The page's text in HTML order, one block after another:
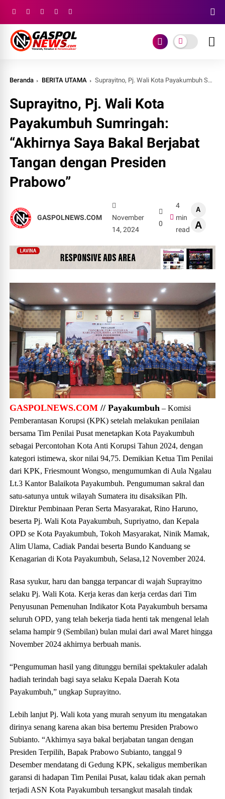
Beranda BERITA UTAMA Suprayitno, Pj. Wali Kota Payakumbuh Sumringah: “Akhirnya Saya Bakal Berjabat Tangan dengan Presiden Prabowo”
Suprayitno, Pj. Wali Kota
Payakumbuh Sumringah:
“Akhirnya Saya Bakal Berjabat
Tangan dengan Presiden
Prabowo”
GASPOLNEWS.COM
November
14, 2024
0
4
min
read
A
A
GASPOLNEWS.COM // Payakumbuh – Komisi
Pemberantasan Korupsi (KPK) setelah melakukan penilaian
bersama Tim Penilai Pusat menetapkan Kota Payakumbuh
sebagai Percontohan Kota Anti Korupsi Tahun 2024, dengan
kategori istimewa, skor nilai 94,75. Demikian Ketua Tim Penilai
dari KPK, Friesmount Wongso, mengumumkan di Aula Ngalau
Lt.3 Kantor Balaikota Payakumbuh. Pengumuman sakral dan
satu-satunya untuk wilayah Sumatera itu disaksikan Plh.
Direktur Pembinaan Peran Serta Masyarakat, Rino Haruno,
beserta Pj. Wali Kota Payakumbuh, Supriyatno, dan Kepala
OPD se Kota Payakumbuh, Tokoh Masyarakat, Ninik Mamak,
Alim Ulama, Cadiak Pandai beserta Bundo Kanduang se
Kenagarian di Kota Payakumbuh, Selasa,12 November 2024.
Rasa syukur, haru dan bangga terpancar di wajah Suprayitno
selaku Pj. Wali Kota. Kerja keras dan kerja cerdas dari Tim
Penyusunan Pemenuhan Indikator Kota Payakumbuh bersama
seluruh OPD, yang telah bekerja tiada henti tak mengenal lelah
selama hampir 9 (Sembilan) bulan mulai dari awal Maret hingga
November 2024 akhirnya berbuah manis.
“Pengumuman hasil yang ditunggu bernilai spektakuler adalah
hadiah terindah bagi saya selaku Kepala Daerah Kota
Payakumbuh,” ungkap Suprayitno.
Lebih lanjut Pj. Wali kota yang murah senyum itu mengatakan
dirinya senang karena akan bisa bertemu Presiden Prabowo
Subianto. “Akhirnya saya bakal berjabatan tangan dengan
Presiden Terpilih, Bapak Prabowo Subianto, tanggal 9
Desember mendatang di Gedung KPK, sekaligus memberikan
garansi di hadapan Tim Penilai Pusat, kalau tidak akan pernah
terjadi ASN Kota Payakumbuh tersangkut masalah tindak